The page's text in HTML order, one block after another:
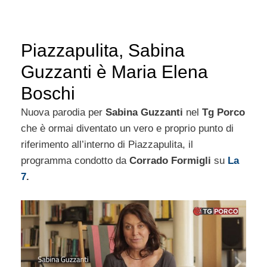
Piazzapulita, Sabina
Guzzanti è Maria Elena
Boschi
Nuova parodia per Sabina Guzzanti nel Tg Porco
che è ormai diventato un vero e proprio punto di
riferimento all’interno di Piazzapulita, il
programma condotto daCorrado Formigli su La
7.